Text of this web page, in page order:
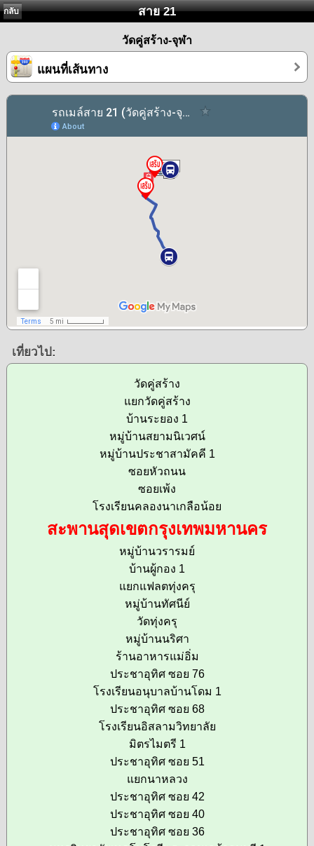
กลับ สาย 21
วัดคู่สร้าง-จุฬา
แผนที่เส้นทาง
เที่ยวไป:
วัดคู่สร้าง
แยกวัดคู่สร้าง
บ้านระยอง 1
หมู่บ้านสยามนิเวศน์
หมู่บ้านประชาสามัคคี 1
ซอยหัวถนน
ซอยเพ้ง
โรงเรียนคลองนาเกลือน้อย
สะพานสุดเขตกรุงเทพมหานคร
หมู่บ้านวรารมย์
บ้านผู้กอง 1
แยกแฟลตทุ่งครุ
หมู่บ้านทัศนีย์
วัดทุ่งครุ
หมู่บ้านนริศา
ร้านอาหารแม่อิ่ม
ประชาอุทิศ ซอย 76
โรงเรียนอนุบาลบ้านโดม 1
ประชาอุทิศ ซอย 68
โรงเรียนอิสลามวิทยาลัย
มิตรไมตรี 1
ประชาอุทิศ ซอย 51
แยกนาหลวง
ประชาอุทิศ ซอย 42
ประชาอุทิศ ซอย 40
ประชาอุทิศ ซอย 36